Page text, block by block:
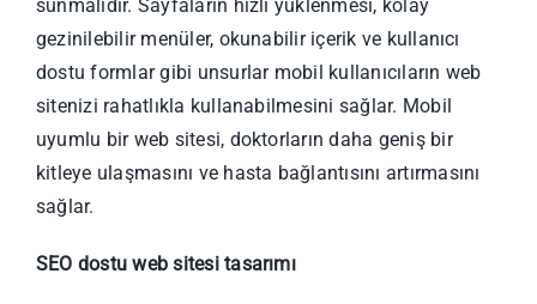
sunmalıdır. Sayfaların hızlı yüklenmesi, kolay
gezinilebilir menüler, okunabilir içerik ve kullanıcı
dostu formlar gibi unsurlar mobil kullanıcıların web
sitenizi rahatlıkla kullanabilmesini sağlar. Mobil
uyumlu bir web sitesi, doktorların daha geniş bir
kitleye ulaşmasını ve hasta bağlantısını artırmasını
sağlar.
SEO dostu web sitesi tasarımı